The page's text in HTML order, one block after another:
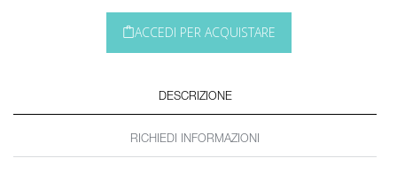
ACCEDI PER ACQUISTARE
DESCRIZIONE
RICHIEDI INFORMAZIONI